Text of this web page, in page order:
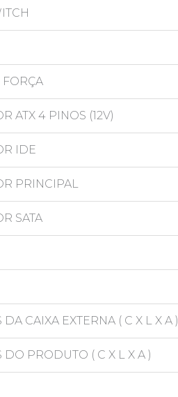
ATX 4 PINOS (12V)
IDE
PRINCIPAL
SATA
CAIXA EXTERNA ( C X L X A )
PRODUTO ( C X L X A )